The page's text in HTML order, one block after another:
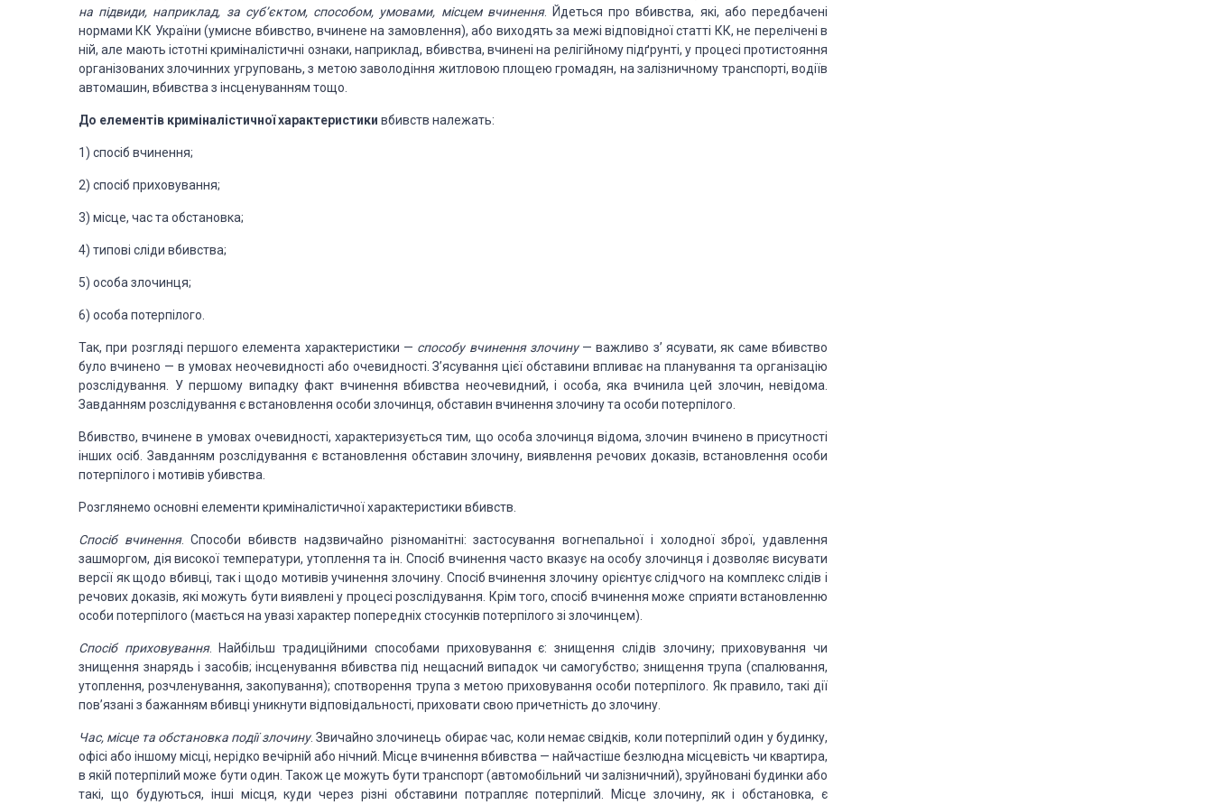
на підвиди, наприклад, за суб’єктом, способом, умовами, місцем вчинення. Йдеться про вбивства, які, або передбачені
нормами КК України (умисне вбивство, вчинене на замовлення), або виходять за межі відповідної статті КК, не перелічені в
ній, але мають істотні криміналістичні ознаки, наприклад, вбивства, вчинені на релігійному підґрунті, у процесі протистояння
організованих злочинних угруповань, з метою заволодіння житловою площею громадян, на залізничному транспорті, водіїв
автомашин, вбивства з інсценуванням тощо.
До елементів криміналістичної характеристики вбивств належать:
1) спосіб вчинення;
2) спосіб приховування;
3) місце, час та обстановка;
4) типові сліди вбивства;
5) особа злочинця;
6) особа потерпілого.
Так, при розгляді першого елемента характеристики — способу вчинення злочину— важливо з’ ясувати, як саме вбивство
було вчинено — в умовах неочевидності або очевидності. З’ясування цієї обставини впливає на планування та організацію
розслідування. У першому випадкуфакт вчинення вбивства неочевидний, і особа, яка вчинила цей злочин, невідома.
Завданням розслідування є встановлення особи злочинця, обставин вчинення злочину та особи потерпілого.
Вбивство, вчинене в умовах очевидності, характеризується тим, що особа злочинця відома, злочин вчинено в присутності
інших осіб. Завданням розслідування є встановлення обставин злочину, виявлення речових доказів, встановлення особи
потерпілого і мотивів убивства.
Розглянемо основні елементи криміналістичної характеристики вбивств.
Спосіб вчинення. Способи вбивств надзвичайно різноманітні: застосування вогнепальної і холодної зброї, удавлення
зашморгом, дія високої температури, утоплення та ін. Спосіб вчинення часто вказуєна особу злочинця і дозволяє висувати
версії як щодо вбивці, так і щодо мотивів учинення злочину. Спосіб вчинення злочину орієнтує слідчого на комплекс слідів і
речових доказів, які можуть бути виявлені у процесі розслідування. Крім того, спосіб вчинення може сприяти встановленню
особи потерпілого (мається на увазі характер попередніх стосунків потерпілого зі злочинцем).
Спосіб приховування. Найбільш традиційними способами приховування є: знищення слідів злочину; приховування чи
знищення знарядь і засобів; інсценування вбивства під нещасний випадок чи самогубство; знищення трупа (спалювання,
утоплення, розчленування, закопування); спотворення трупа з метою приховування особи потерпілого. Як правило, такі дії
пов’язані з бажанням вбивці уникнути відповідальності, приховати свою причетність до злочину.
Час, місце таобстановка події злочину. Звичайно злочинець обирає час, коли немаєсвідків, коли потерпілий один у будинку,
офісі або іншому місці, нерідко вечірній або нічний. Місце вчинення вбивства — найчастіше безлюдна місцевість чи квартира,
в якій потерпілий може бути один. Також це можуть бути транспорт (автомобільний чи залізничний), зруйновані будинки або
такі, що будуються, інші місця, куди через різні обставини потрапляє потерпілий. Місце злочину, як і обстановка, є